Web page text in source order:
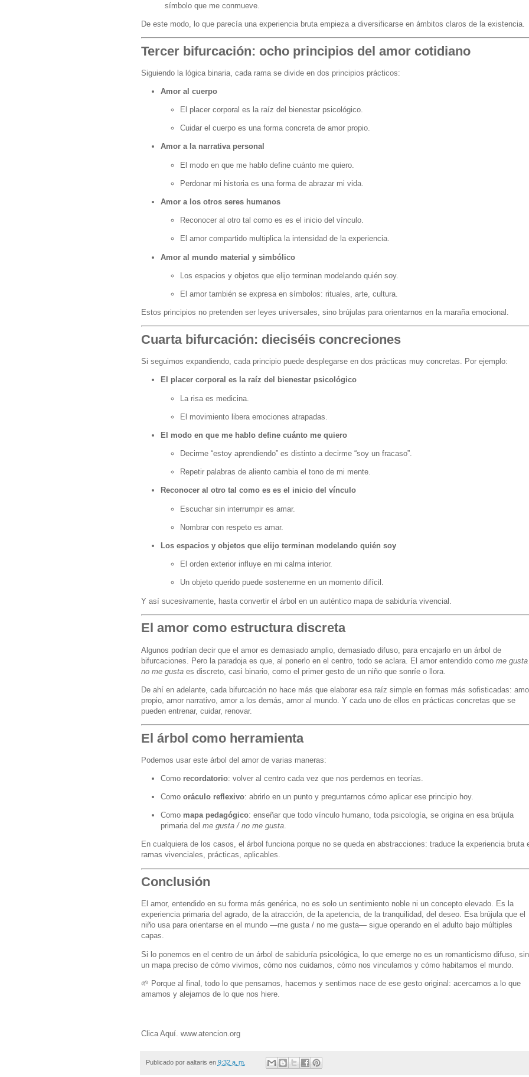
símbolo que me conmueve.
De este modo, lo que parecía una experiencia bruta empieza a diversificarse en ámbitos claros de la existencia.
Tercer bifurcación: ocho principios del amor cotidiano
Siguiendo la lógica binaria, cada rama se divide en dos principios prácticos:
Amor al cuerpo
El placer corporal es la raíz del bienestar psicológico.
Cuidar el cuerpo es una forma concreta de amor propio.
Amor a la narrativa personal
El modo en que me hablo define cuánto me quiero.
Perdonar mi historia es una forma de abrazar mi vida.
Amor a los otros seres humanos
Reconocer al otro tal como es es el inicio del vínculo.
El amor compartido multiplica la intensidad de la experiencia.
Amor al mundo material y simbólico
Los espacios y objetos que elijo terminan modelando quién soy.
El amor también se expresa en símbolos: rituales, arte, cultura.
Estos principios no pretenden ser leyes universales, sino brújulas para orientarnos en la maraña emocional.
Cuarta bifurcación: dieciséis concreciones
Si seguimos expandiendo, cada principio puede desplegarse en dos prácticas muy concretas. Por ejemplo:
El placer corporal es la raíz del bienestar psicológico
La risa es medicina.
El movimiento libera emociones atrapadas.
El modo en que me hablo define cuánto me quiero
Decirme “estoy aprendiendo” es distinto a decirme “soy un fracaso”.
Repetir palabras de aliento cambia el tono de mi mente.
Reconocer al otro tal como es es el inicio del vínculo
Escuchar sin interrumpir es amar.
Nombrar con respeto es amar.
Los espacios y objetos que elijo terminan modelando quién soy
El orden exterior influye en mi calma interior.
Un objeto querido puede sostenerme en un momento difícil.
Y así sucesivamente, hasta convertir el árbol en un auténtico mapa de sabiduría vivencial.
El amor como estructura discreta
Algunos podrían decir que el amor es demasiado amplio, demasiado difuso, para encajarlo en un árbol de
bifurcaciones. Pero la paradoja es que, al ponerlo en el centro, todo se aclara. El amor entendido como me
no me gustaes discreto, casi binario, como el primer gesto de un niño que sonríe o llora.
De ahí en adelante, cada bifurcación no hace más que elaborar esa raíz simple en formas más sofisticadas:
propio, amor narrativo, amor a los demás, amor al mundo. Y cada uno de ellos en prácticas concretas que se
pueden entrenar, cuidar, renovar.
El árbol como herramienta
Podemos usar este árbol del amor de varias maneras:
Como recordatorio: volver al centro cada vez que nos perdemos en teorías.
Como oráculo reflexivo: abrirlo en un punto y preguntarnos cómo aplicar ese principio hoy.
Como mapa pedagógico: enseñar que todo vínculo humano, toda psicología, se origina en esa brújula
primaria del me gusta / no me gusta.
En cualquiera de los casos, el árbol funciona porque no se queda en abstracciones: traduce la experiencia bruta
ramas vivenciales, prácticas, aplicables.
Conclusión
El amor, entendido en su forma más genérica, no es solo un sentimiento noble ni un concepto elevado. Es la
experiencia primaria del agrado, de la atracción, de la apetencia, de la tranquilidad, del deseo. Esa brújula que el
niño usa para orientarse en el mundo —me gusta / no me gusta— sigue operando en el adulto bajo múltiples
capas.
Si lo ponemos en el centro de un árbol de sabiduría psicológica, lo que emerge no es un romanticismo difuso,
un mapa preciso de cómo vivimos, cómo nos cuidamos, cómo nos vinculamos y cómo habitamos el mundo.
🌱 Porque al final, todo lo que pensamos, hacemos y sentimos nace de ese gesto original: acercarnos a lo que
amamos y alejarnos de lo que nos hiere.
Clica Aquí. www.atencion.org
Publicado por aaltaris en 9:32 a. m.